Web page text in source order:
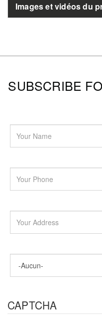
Images et vidéos du
SUBSCRIBE
CAPTCHA